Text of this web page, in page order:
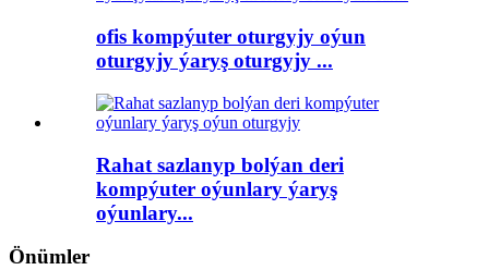
ofis kompýuter oturgyjy oýun
oturgyjy ýaryş oturgyjy ...
Rahat sazlanyp bolýan deri
kompýuter oýunlary ýaryş
oýunlary...
Önümler